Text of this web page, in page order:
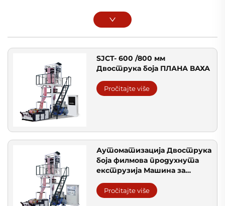
SJCT- 600 /800 мм
Двострука боја ПЛАНА ВАХА
Pročitajte više
Аутоматизација Двострука
боја филмова продухнута
екструзија Машина за
продухнута пластична ПЕ
филмова екструдера
Pročitajte više